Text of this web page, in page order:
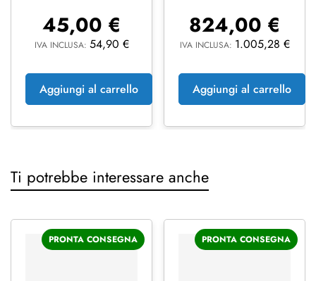
45,00 €
IVA INCLUSA: 54,90 €
Aggiungi al carrello
824,00 €
IVA INCLUSA: 1.005,28 €
Aggiungi al carrello
Ti potrebbe interessare anche
PRONTA CONSEGNA PRONTA CONSEGNA